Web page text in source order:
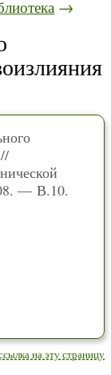
→
— В.10.
на эту страницу